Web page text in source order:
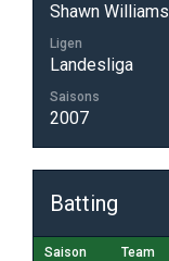
Shawn Williams
Ligen
Landesliga
Saisons
2007
Batting
Saison Team